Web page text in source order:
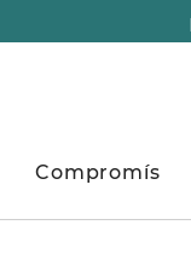
Compromís